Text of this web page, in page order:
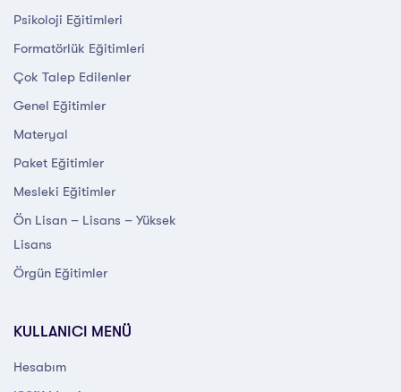
Psikoloji Eğitimleri
Formatörlük Eğitimleri
Çok Talep Edilenler
Genel Eğitimler
Materyal
Paket Eğitimler
Mesleki Eğitimler
Ön Lisan – Lisans – Yüksek
Lisans
Örgün Eğitimler
KULLANICI MENÜ
Hesabım